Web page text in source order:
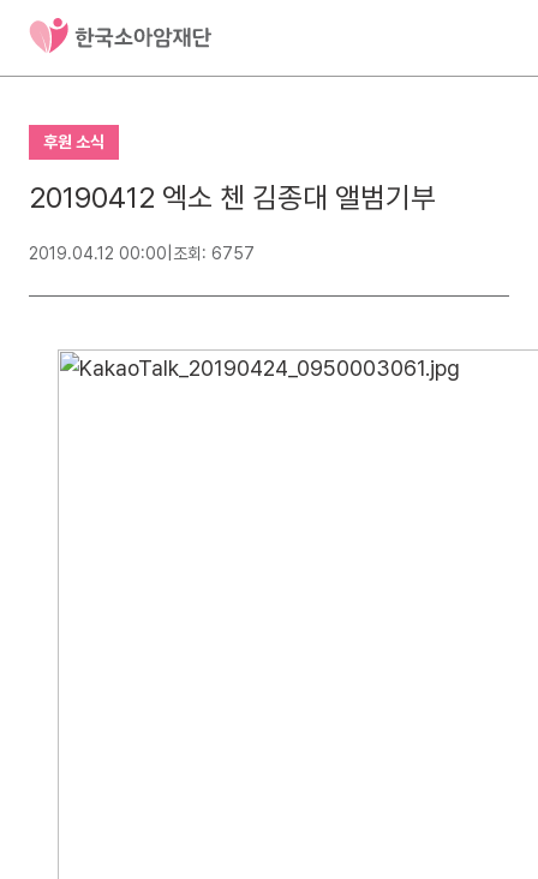
후원 소식
20190412 엑소 첸 김종대 앨범기부
2019.04.12 00:00 조회: 6757